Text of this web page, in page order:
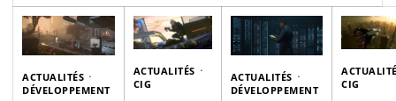
ACTUALITÉS
DÉVELOPPEMENT
ACTUALITÉS
CIG
ACTUALITÉS
DÉVELOPPEMENT
CIG